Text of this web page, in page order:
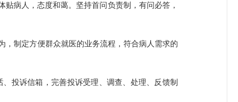
病人，态度和蔼。坚持首问负责制，有问必答，
制定方便群众就医的业务流程，符合病人需求的
投诉信箱，完善投诉受理、调查、处理、反馈制